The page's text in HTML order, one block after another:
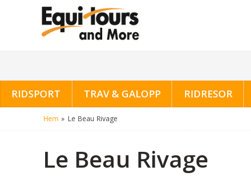
RIDSPORT TRAV & GALOPP RIDRESOR
Hem » Le Beau Rivage
Le Beau Rivage